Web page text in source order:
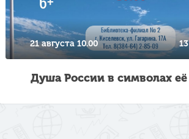
21 августа 10.00 13
Душа России в символах её